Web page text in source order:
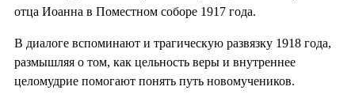
отца Иоанна в Поместном соборе 1917 года.
В диалоге вспоминают и трагическую развязку 1918 года,
размышляя о том, как цельность веры и внутреннее
целомудрие помогают понять путь новомучеников.